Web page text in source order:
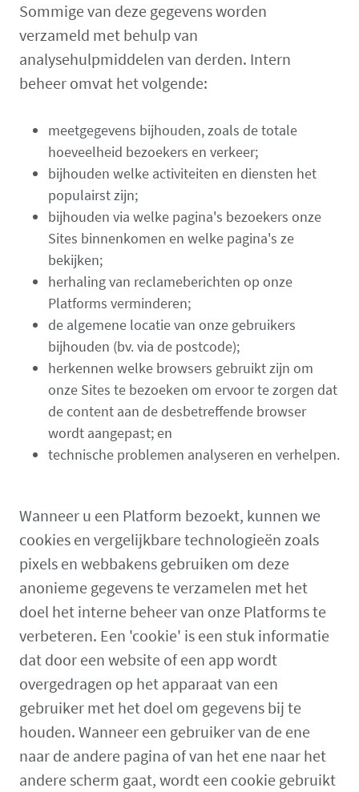
Sommige van deze gegevens worden
verzameld met behulp van
analysehulpmiddelen van derden. Intern
beheer omvat het volgende:
meetgegevens bijhouden, zoals de totale
hoeveelheid bezoekers en verkeer;
bijhouden welke activiteiten en diensten het
populairst zijn;
bijhouden via welke pagina's bezoekers onze
Sites binnenkomen en welke pagina's ze
bekijken;
herhaling van reclameberichten op onze
Platforms verminderen;
de algemene locatie van onze gebruikers
bijhouden (bv. via de postcode);
herkennen welke browsers gebruikt zijn om
onze Sites te bezoeken om ervoor te zorgen dat
de content aan de desbetreffende browser
wordt aangepast; en
technische problemen analyseren en verhelpen.
Wanneer u een Platform bezoekt, kunnen we
cookies en vergelijkbare technologieën zoals
pixels en webbakens gebruiken om deze
anonieme gegevens te verzamelen met het
doel het interne beheer van onze Platforms te
verbeteren. Een 'cookie' is een stuk informatie
dat door een website of een app wordt
overgedragen op het apparaat van een
gebruiker met het doel om gegevens bij te
houden. Wanneer een gebruiker van de ene
naar de andere pagina of van het ene naar het
andere scherm gaat, wordt een cookie gebruikt